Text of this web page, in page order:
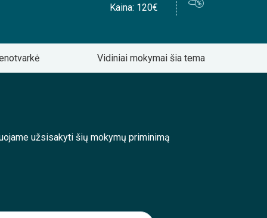
Kaina: 120€
Vidiniai mokymai šia tema
užsisakyti šių mokymų priminimą